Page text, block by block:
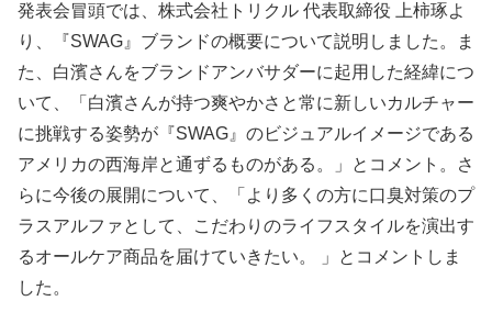
発表会冒頭では、株式会社トリクル 代表取締役 上柿琢よ
り、『SWAG』ブランドの概要について説明しました。ま
た、白濱さんをブランドアンバサダーに起用した経緯につ
いて、「白濱さんが持つ爽やかさと常に新しいカルチャー
に挑戦する姿勢が『SWAG』のビジュアルイメージである
アメリカの西海岸と通ずるものがある。」とコメント。さ
らに今後の展開について、「より多くの方に口臭対策のプ
ラスアルファとして、こだわりのライフスタイルを演出す
るオールケア商品を届けていきたい。 」とコメントしま
した。